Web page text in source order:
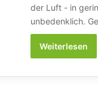
der Luft - in
unbedenklich.
Weiterlesen